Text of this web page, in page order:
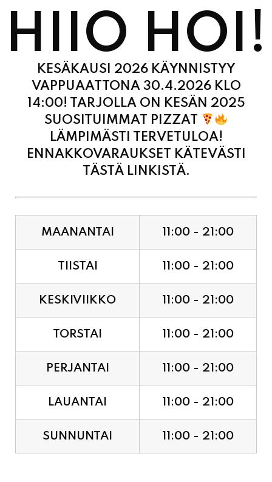
HIIO HOI!
KESÄKAUSI 2026 KÄYNNISTYY
VAPPUAATTONA 30.4.2026 KLO
14:00! TARJOLLA ON KESÄN 2025
SUOSITUIMMAT PIZZAT
LÄMPIMÄSTI TERVETULOA!
ENNAKKOVARAUKSET KÄTEVÄSTI
TÄSTÄ LINKISTÄ.
MAANANTAI 11:00 - 21:00
TIISTAI 11:00 - 21:00
KESKIVIIKKO 11:00 - 21:00
TORSTAI 11:00 - 21:00
PERJANTAI 11:00 - 21:00
LAUANTAI 11:00 - 21:00
SUNNUNTAI 11:00 - 21:00